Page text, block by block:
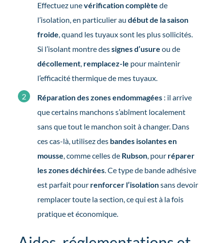
Effectuez unevérification complète de
l’isolation, en particulier au début de la saison
froide, quand les tuyaux sont les plus sollicités.
Si l’isolant montre dessignes d’usure ou de
décollement, remplacez-le pour maintenir
l’efficacité thermique de mes tuyaux.
Réparation des zones endommagées: il arrive
que certains manchons s’abîment localement
sans que tout le manchon soit à changer. Dans
ces cas-là, utilisez des bandes isolantes en
mousse, comme celles de Rubson, pour réparer
les zones déchirées. Ce type de bande adhésive
est parfait pour renforcer l’isolationsans devoir
remplacer toute la section, ce qui est à la fois
pratique et économique.